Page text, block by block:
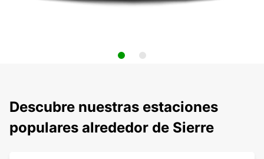
Descubre nuestras estaciones
populares alrededor de Sierre